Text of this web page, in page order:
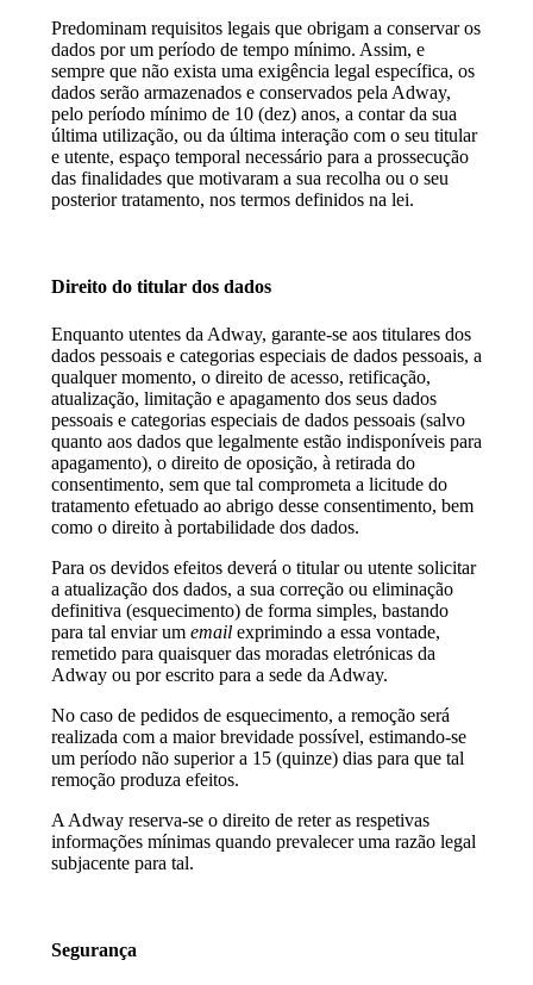
Predominam requisitos legais que obrigam a conservar os
dados por um período de tempo mínimo. Assim, e
sempre que não exista uma exigência legal específica, os
dados serão armazenados e conservados pela Adway,
pelo período mínimo de 10 (dez) anos, a contar da sua
última utilização, ou da última interação com o seu titular
e utente, espaço temporal necessário para a prossecução
das finalidades que motivaram a sua recolha ou o seu
posterior tratamento, nos termos definidos na lei.
Direito do titular dos dados
Enquanto utentes da Adway, garante-se aos titulares dos
dados pessoais e categorias especiais de dados pessoais, a
qualquer momento, o direito de acesso, retificação,
atualização, limitação e apagamento dos seus dados
pessoais e categorias especiais de dados pessoais (salvo
quanto aos dados que legalmente estão indisponíveis para
apagamento), o direito de oposição, à retirada do
consentimento, sem que tal comprometa a licitude do
tratamento efetuado ao abrigo desse consentimento, bem
como o direito à portabilidade dos dados.
Para os devidos efeitos deverá o titular ou utente solicitar
a atualização dos dados, a sua correção ou eliminação
definitiva (esquecimento) de forma simples, bastando
para tal enviar um email exprimindo a essa vontade,
remetido para quaisquer das moradas eletrónicas da
Adway ou por escrito para a sede da Adway.
No caso de pedidos de esquecimento, a remoção será
realizada com a maior brevidade possível, estimando-se
um período não superior a 15 (quinze) dias para que tal
remoção produza efeitos.
A Adway reserva-se o direito de reter as respetivas
informações mínimas quando prevalecer uma razão legal
subjacente para tal.
Segurança